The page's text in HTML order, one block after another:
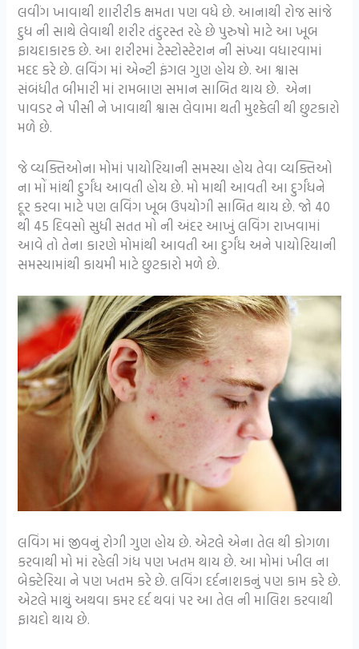
લવીંગ ખાવાથી શારીરીક ક્ષમતા પણ વધે છે. આનાથી રોજ સાંજે
દુધ ની સાથે લેવાથી શરીર તંદુરસ્ત રહે છે પુરુષો માટે આ ખૂબ
ફાયદાકારક છે. આ શરીરમાં ટેસ્ટોસ્ટેરાન ની સંખ્યા વધારવામાં
મદદ કરે છે. લવિંગ માં એન્ટી ફંગલ ગુણ હોય છે. આ શ્વાસ
સંબંધીત બીમારી માં રામબાણ સમાન સાબિત થાય છે. એના
પાવડર ને પીસી ને ખાવાથી શ્વાસ લેવામા થતી મુશ્કેલી થી છુટકારો
મળે છે.
જે વ્યક્તિઓના મોમાં પાયોરિયાની સમસ્યા હોય તેવા વ્યક્તિઓ
ના મોં માંથી દુર્ગંધ આવતી હોય છે. મો માથી આવતી આ દુર્ગંધને
દૂર કરવા માટે પણ લવિંગ ખૂબ ઉપયોગી સાબિત થાય છે. જો 40
થી 45 દિવસો સુધી સતત મો ની અંદર આખું લવિંગ રાખવામાં
આવે તો તેના કારણે મોમાંથી આવતી આ દુર્ગંધ અને પાયોરિયાની
સમસ્યામાંથી કાયમી માટે છુટકારો મળે છે.
લવિંગ માં જીવનું રોગી ગુણ હોય છે. એટલે એના તેલ થી કોગળા
કરવાથી મો માં રહેલી ગંધ પણ ખતમ થાય છે. આ મોમાં ખીલ ના
બેક્ટેરિયા ને પણ ખતમ કરે છે. લવિંગ દર્દનાશકનું પણ કામ કરે છે.
એટલે માથું અથવા કમર દર્દ થવાં પર આ તેલ ની માલિશ કરવાથી
ફાયદો થાય છે.